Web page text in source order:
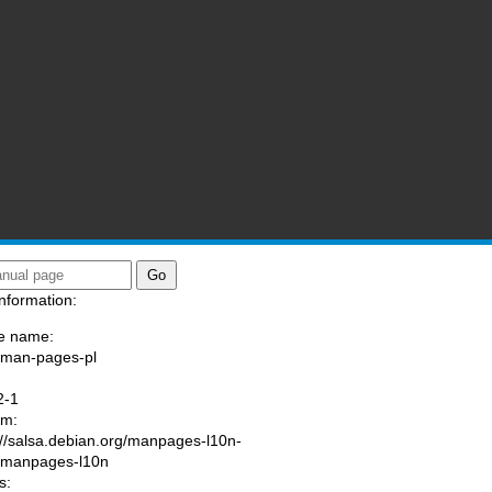
name:
pages-pl
1
salsa.debian.org/manpages-l10n-
l10n